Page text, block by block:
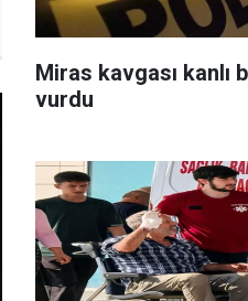
Miras kavgası kanlı
vurdu